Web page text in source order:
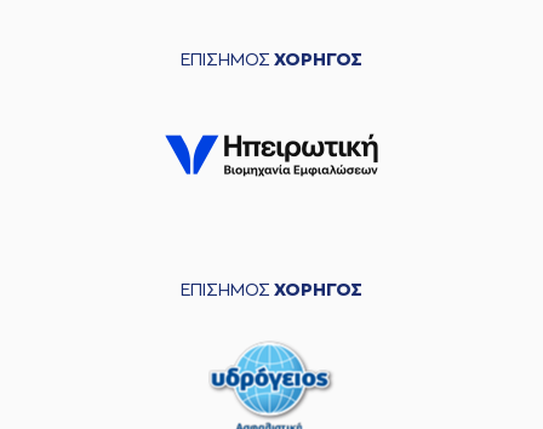
ΕΠΙΣΗΜΟΣ ΧΟΡΗΓΟΣ
ΕΠΙΣΗΜΟΣ ΧΟΡΗΓΟΣ